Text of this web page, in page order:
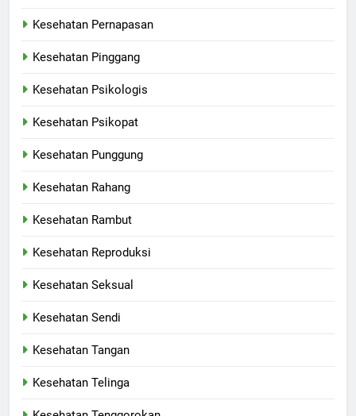
Kesehatan Pernapasan
Kesehatan Pinggang
Kesehatan Psikologis
Kesehatan Psikopat
Kesehatan Punggung
Kesehatan Rahang
Kesehatan Rambut
Kesehatan Reproduksi
Kesehatan Seksual
Kesehatan Sendi
Kesehatan Tangan
Kesehatan Telinga